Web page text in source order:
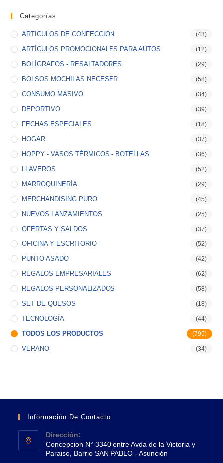
Categorías
ARTICULOS DE CONFECCION (43)
ARTÍCULOS PROMOCIONALES PARA AUTOS (12)
BOLÍGRAFOS - RESALTADORES (29)
BOLSOS MOCHILAS NECESER (58)
CONSUMO MASIVO (34)
DEPORTIVO (39)
FECHAS ESPECIALES (18)
HOGAR (37)
HOPPY - VASOS TÉRMICOS - BOTELLAS (36)
LLAVEROS (52)
MARROQUINERÍA (29)
MERCHANDISING PURO (45)
NUEVOS LANZAMIENTOS (25)
OFERTAS Y SALDOS (37)
OFICINA Y ESCRITORIO (52)
PUNTO ASADO (42)
REGALOS EMPRESARIALES (62)
REGALOS PERSONALIZADOS (58)
SET DE QUESOS (18)
TECNOLOGÍA (44)
TODOS LOS PRODUCTOS (795)
VERANO (34)
Información De Contacto
Dirección:
Concepcion N° 3340 entre Avda de la Victoria y
Paraiso, Barrio SAN PABLO - Asunción